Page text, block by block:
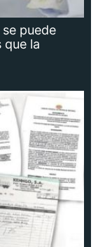
puede
que la